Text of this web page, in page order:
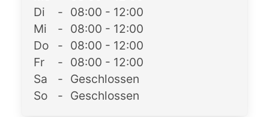
Di
- 08:00 - 12:00
Mi
- 08:00 - 12:00
Do
- 08:00 - 12:00
Fr
- 08:00 - 12:00
Sa
- Geschlossen
So
- Geschlossen